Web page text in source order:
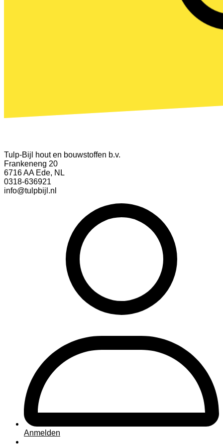
Tulp-Bijl hout en bouwstoffen b.v.
Frankeneng 20
6716 AA Ede, NL
0318-636921
info@tulpbijl.nl
Anmelden